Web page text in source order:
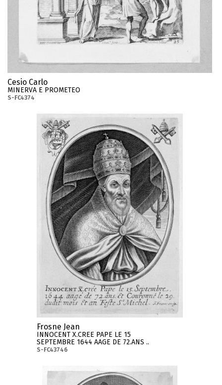
Cesio Carlo
MINERVA E PROMETEO
S-FC4374
Frosne Jean
INNOCENT X.CREE PAPE LE 15
SEPTEMBRE 1644 AAGE DE 72.ANS ..
S-FC43746